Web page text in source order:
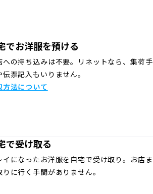
でお洋服を預ける
への持ち込みは不要。リネットなら、集荷手
伝票記入もいりません。
方法について
で受け取る
イになったお洋服を自宅で受け取り。お店ま
りに行く手間がありません。